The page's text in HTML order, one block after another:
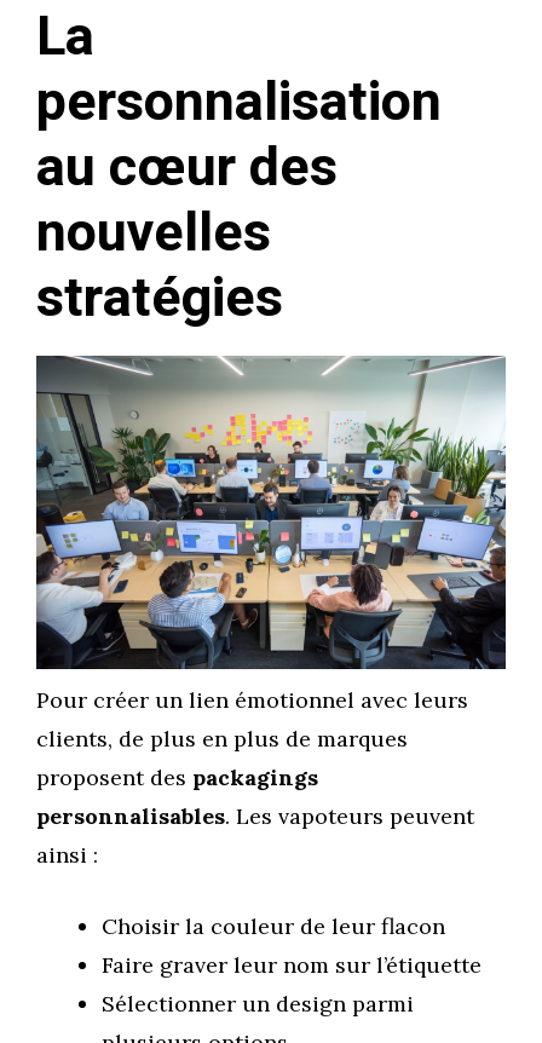
La
personnalisation
au cœur des
nouvelles
stratégies
Pour créer un lien émotionnel avec leurs
clients, de plus en plus de marques
proposent des packagings
personnalisables. Les vapoteurs peuvent
ainsi :
Choisir la couleur de leur flacon
Faire graver leur nom sur l’étiquette
Sélectionner un design parmi